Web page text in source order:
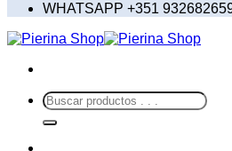
WHATSAPP +351
Buscar
por: